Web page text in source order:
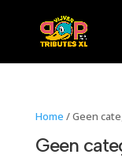
Home / Geen
Geen